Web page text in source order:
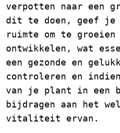
verpotten naar een
dit te doen, geef je
ruimte om te
ontwikkelen, wat
een gezonde en
controleren en
van je plant in een
bijdragen aan het
vitaliteit ervan.